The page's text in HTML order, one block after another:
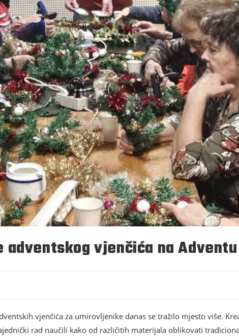
adventskog vjenčića na
vjenčića za umirovljenike danas se tražilo mjesto više.
rad naučili kako od različitih materijala oblikovati